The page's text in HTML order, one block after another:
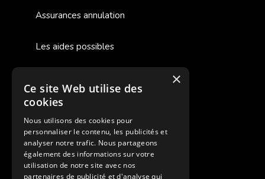
Assurances annulation
Les aides possibles
Cash Back
Pour les fratries
Facebook Supernova
Instagram Supernova
Colonie de vacances SUPERNOVA
×
Ce site Web utilise des
cookies
Nous utilisons des cookies pour
personnaliser le contenu, les publicités et
analyser notre trafic. Nous partageons
également des informations sur votre
utilisation de notre site avec nos
partenaires de publicité et d'analyse qui